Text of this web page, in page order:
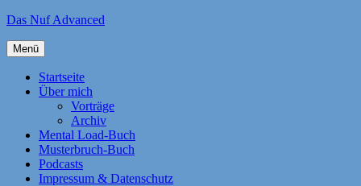
Zum
springen
Das Nuf Advanced
Menü
Startseite
Über mich
Vorträge
Archiv
Mental Load-Buch
Musterbruch-Buch
Podcasts
Impressum & Datenschutz